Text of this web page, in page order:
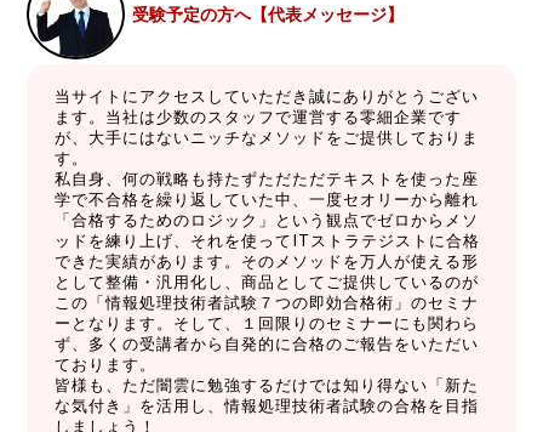
受験予定の方へ【代表メッセージ】
当サイトにアクセスしていただき誠にありがとうござい
ます。当社は少数のスタッフで運営する零細企業です
が、大手にはないニッチなメソッドをご提供しておりま
す。
私自身、何の戦略も持たずただただテキストを使った座
学で不合格を繰り返していた中、一度セオリーから離れ
「合格するためのロジック」という観点でゼロからメソ
ッドを練り上げ、それを使ってITストラテジストに合格
できた実績があります。そのメソッドを万人が使える形
として整備・汎用化し、商品としてご提供しているのが
この「情報処理技術者試験７つの即効合格術」のセミナ
ーとなります。そして、１回限りのセミナーにも関わら
ず、多くの受講者から自発的に合格のご報告をいただい
ております。
皆様も、ただ闇雲に勉強するだけでは知り得ない「新た
な気付き」を活用し、情報処理技術者試験の合格を目指
しましょう！